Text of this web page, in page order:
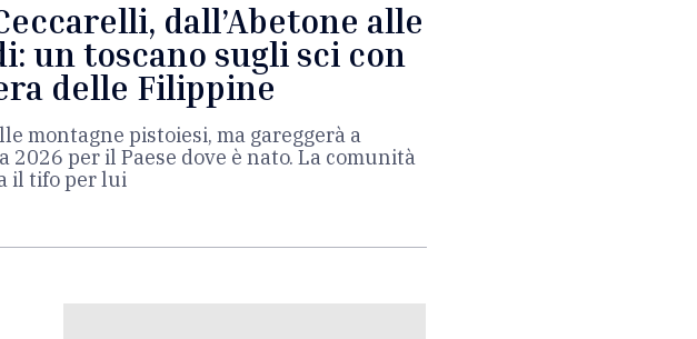
dall’Abetone alle
un toscano sugli sci con
delle Filippine
montagne pistoiesi, ma gareggerà a
2026 per il Paese dove è nato. La comunità
il tifo per lui